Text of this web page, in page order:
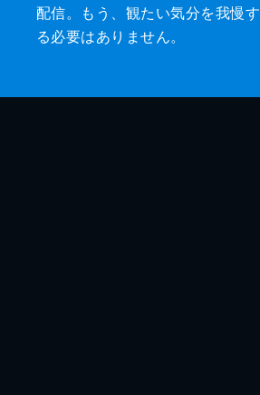
配信。もう、観たい気分を我慢す
る必要はありません。